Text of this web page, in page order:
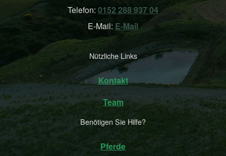
Telefon: 0152 288 937 04
E-Mail: E-Mail
Nützliche Links
Kontakt
Team
Benötigen Sie Hilfe?
Pferde